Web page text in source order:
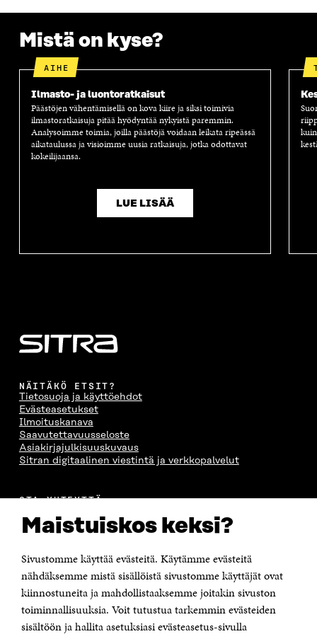
Maistuiskos keksi?
Sivustomme käyttää evästeitä. Käytämme evästeitä
nähdäksemme mistä sisällöistä sivustomme käyttäjät ovat
kiinnostuneita ja mahdollistaaksemme joitakin sivuston
toiminnallisuuksia. Voit tutustua tarkemmin evästeiden
sisältöön ja hallita asetuksiasi evästeasetus-sivulla
Mistä on kyse?
AIHE
Ilmasto- ja luontoratkaisut
Päästöjen vähentämisellä on kova kiire ja siksi toimivia
ilmastoratkaisuja pitää hyödyntää nykyistä paremmin.
Analysoimme toimia, joilla päästöjä voidaan leikata ripeässä
aikataulussa ja visioimme uusia ratkaisuja, jotka odottavat
kokeilijaansa.
LUE LISÄÄ
NÄITÄKÖ ETSIT?
Tietosuoja ja käyttöehdot
Evästeasetukset
Ilmoituskanava
Saavutettavuusseloste
Asiakirjajulkisuuskuvaus
Sitran digitaalinen viestintä ja verkkopalvelut
OTA YHTEYTTÄ
Itämerenkatu 11-13, PL 160,
00181 Helsinki
Puhelin +358 294 618 991
Sähköpostiosoite
Saapumisohjeet
Y-tunnus 0202132-3